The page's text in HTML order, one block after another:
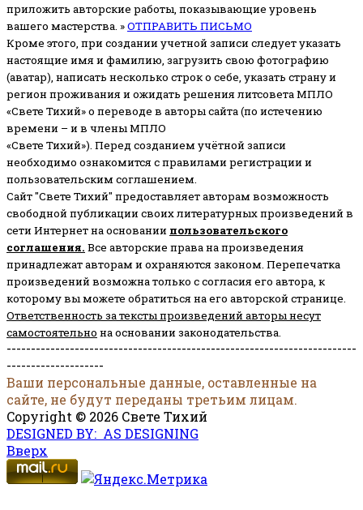
приложить авторские работы, показывающие уровень
вашего мастерства. »ОТПРАВИТЬ ПИСЬМО
Кроме этого, при создании учетной записи следует указать
настоящие имя и фамилию, загрузить свою фотографию
(аватар), написать несколько строк о себе, указать страну и
регион проживания и ожидать решения литсовета МПЛО
«Свете Тихий» о переводе в авторы сайта (по истечению
времени – и в члены МПЛО
«Свете Тихий»). Перед созданием учётной записи
необходимо ознакомится с правилами регистрации и
пользовательским соглашением.
Сайт "Свете Тихий" предоставляет авторам возможность
свободной публикации своих литературных произведений в
сети Интернет на основании пользовательского
соглашения. Все авторские права на произведения
принадлежат авторам и охраняются законом. Перепечатка
произведений возможна только с согласия его автора, к
которому вы можете обратиться на его авторской странице.
Ответственность за тексты произведений авторы несут
самостоятельно на основании законодательства.
------------------------------------------------------------------------
--------------------
Ваши персональные данные, оставленные на
сайте, не будут переданы третьим лицам.
Copyright © 2026 Свете Тихий
DESIGNED BY: AS DESIGNING
Вверх